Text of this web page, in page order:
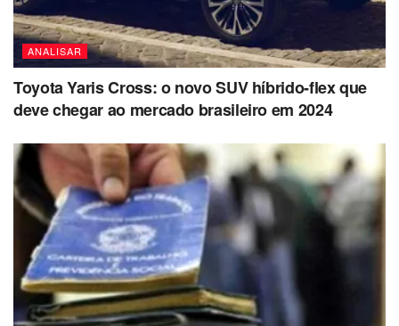
ANALISAR
Toyota Yaris Cross: o novo SUV híbrido-flex que
deve chegar ao mercado brasileiro em 2024